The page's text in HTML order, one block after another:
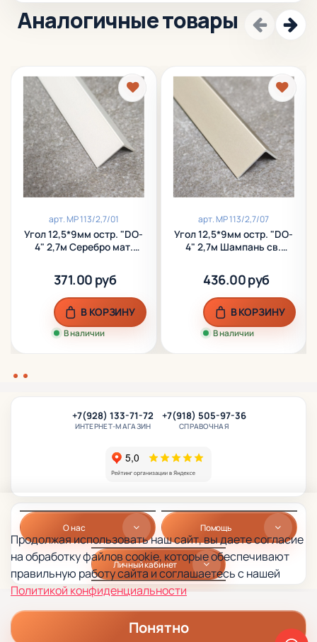
Аналогичные товары
арт.МР 113/2,7/01
Угол 12,5*9мм остр. "DO-
4" 2,7м Серебро мат.
371.00 руб
В наличии
В КОРЗИНУ
арт.МР 113/2,7/07
Угол 12,5*9мм остр. "DO-
4" 2,7м Шампань св.
436.00 руб
В наличии
В КОРЗИНУ
О нас Помощь
Личный кабинет
+7(928) 133-71-72
ИНТЕРНЕТ-МАГАЗИН
+7(918) 505-97-36
СПРАВОЧНАЯ
Продолжая использовать наш сайт, вы даете согласие
на обработку файлов cookie, которые обеспечивают
правильную работу сайта и соглашаетесь с нашей
Политикой конфиденциальности
Понятно